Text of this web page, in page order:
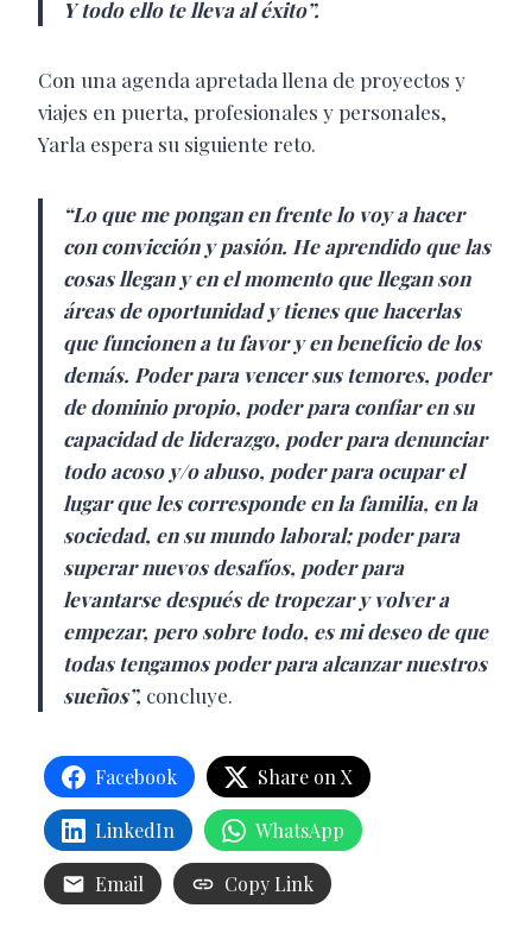
Y todo ello te lleva al éxito”.
Con una agenda apretada llena de proyectos y
viajes en puerta, profesionales y personales,
Yarla espera su siguiente reto.
“Lo que me pongan en frente lo voy a hacer
con convicción y pasión. He aprendido que las
cosas llegan y en el momento que llegan son
áreas de oportunidad y tienes que hacerlas
que funcionen a tu favor y en beneficio de los
demás. Poder para vencer sus temores, poder
de dominio propio, poder para confiar en su
capacidad de liderazgo, poder para denunciar
todo acoso y/o abuso, poder para ocupar el
lugar que les corresponde en la familia, en la
sociedad, en su mundo laboral; poder para
superar nuevos desafíos, poder para
levantarse después de tropezar y volver a
empezar, pero sobre todo, es mi deseo de que
todas tengamos poder para alcanzar nuestros
sueños”, concluye.
Facebook Share on X
LinkedIn WhatsApp
Email Copy Link